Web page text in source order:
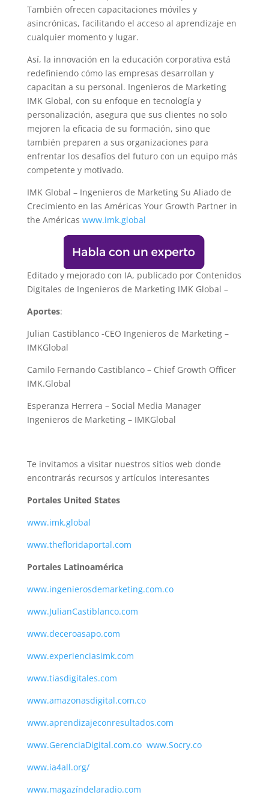
También ofrecen capacitaciones móviles y
asincrónicas, facilitando el acceso al aprendizaje en
cualquier momento y lugar.
Así, la innovación en la educación corporativa está
redefiniendo cómo las empresas desarrollan y
capacitan a su personal. Ingenieros de Marketing
IMK Global, con su enfoque en tecnología y
personalización, asegura que sus clientes no solo
mejoren la eficacia de su formación, sino que
también preparen a sus organizaciones para
enfrentar los desafíos del futuro con un equipo más
competente y motivado.
IMK Global – Ingenieros de Marketing Su Aliado de
Crecimiento en las Américas Your Growth Partner in
the Américas www.imk.global
Editado y mejorado con IA, publicado por Contenidos
Digitales de Ingenieros de Marketing IMK Global –
Aportes:
Julian Castiblanco -CEO Ingenieros de Marketing –
IMKGlobal
Camilo Fernando Castiblanco – Chief Growth Officer
IMK.Global
Esperanza Herrera – Social Media Manager
Ingenieros de Marketing – IMKGlobal
Te invitamos a visitar nuestros sitios web donde
encontrarás recursos y artículos interesantes
Portales United States
www.imk.global
www.thefloridaportal.com
Portales Latinoamérica
www.ingenierosdemarketing.com.co
www.JulianCastiblanco.com
www.deceroasapo.com
www.experienciasimk.com
www.tiasdigitales.com
www.amazonasdigital.com.co
www.aprendizajeconresultados.com
www.GerenciaDigital.com.co www.Socry.co
www.ia4all.org/
www.magazíndelaradio.com